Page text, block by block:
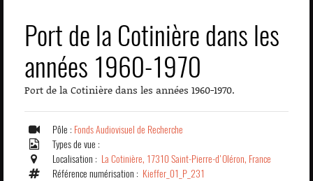
Port de la Cotinière dans les
années 1960-1970
Port de la Cotinière dans les années 1960-1970.
Pôle : Fonds Audiovisuel de Recherche
Types de vue :
Localisation : La Cotinière, 17310 Saint-Pierre-d'Oléron, France
Référence numérisation : Kieffer_01_P_231